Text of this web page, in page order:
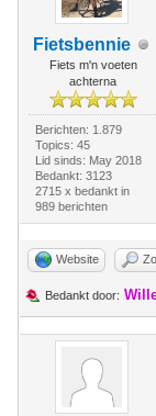
Fietsbennie
Fiets m'n voeten
achterna
Berichten: 1.879
Topics: 45
Lid sinds: May 2018
Bedankt: 3123
2715 x bedankt in
989 berichten
Website
Bedankt door: